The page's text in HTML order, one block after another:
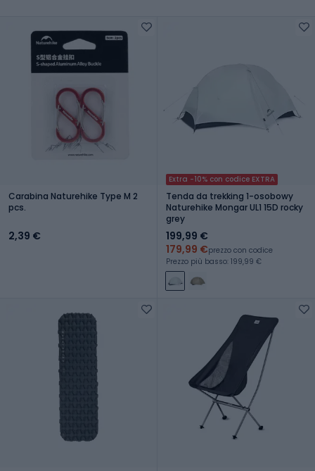
Carabina Naturehike Type M 2
pcs.
2,39 €
Extra -10% con codice EXTRA
Tenda da trekking 1-osobowy
Naturehike Mongar UL1 15D rocky
grey
199,99 €
179,99 €prezzo con codice
Prezzo più basso: 199,99 €